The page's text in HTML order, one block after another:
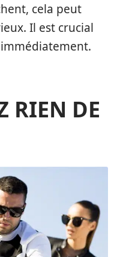
cela peut
Il est crucial
RIEN DE